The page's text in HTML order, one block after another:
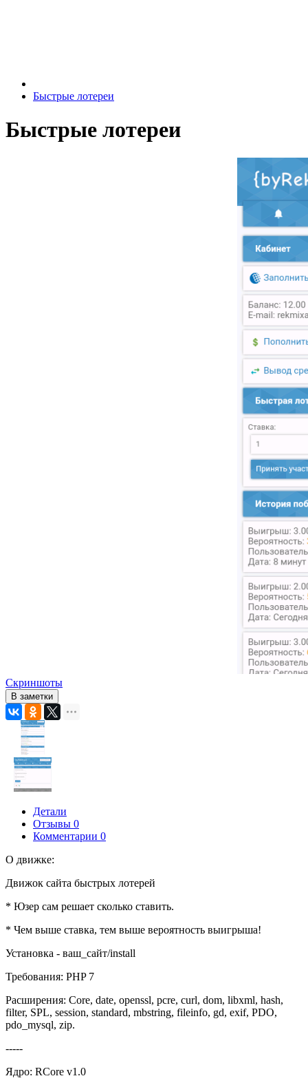
Быстрые лотереи
Быстрые лотереи
Скриншоты
В заметки
Детали
Отзывы 0
Комментарии 0
О движке:
Движок сайта быстрых лотерей
* Юзер сам решает сколько ставить.
* Чем выше ставка, тем выше вероятность выигрыша!
Установка - ваш_сайт/install
Требования: PHP 7
Расширения: Core, date, openssl, pcre, curl, dom, libxml, hash,
filter, SPL, session, standard, mbstring, fileinfo, gd, exif, PDO,
pdo_mysql, zip.
-----
Ядро: RCore v1.0